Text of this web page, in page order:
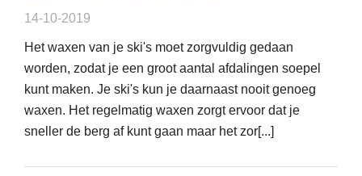
14-10-2019
Het waxen van je ski's moet zorgvuldig gedaan
worden, zodat je een groot aantal afdalingen soepel
kunt maken. Je ski's kun je daarnaast nooit genoeg
waxen. Het regelmatig waxen zorgt ervoor dat je
sneller de berg af kunt gaan maar het zor[...]